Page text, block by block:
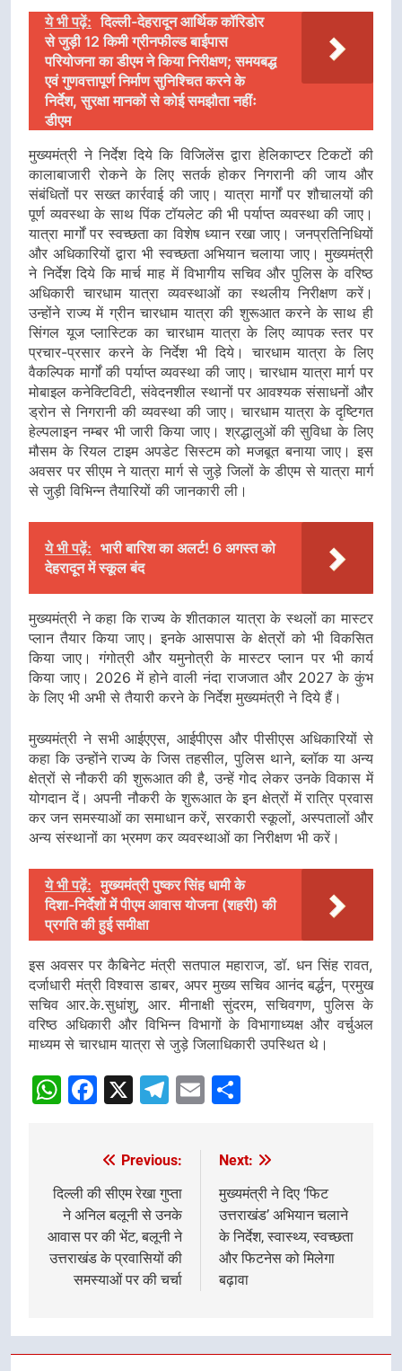
ये भी पढ़ें: दिल्ली-देहरादून आर्थिक कॉरिडोर
से जुड़ी 12 किमी ग्रीनफील्ड बाईपास
परियोजना का डीएम ने किया निरीक्षण; समयबद्ध
एवं गुणवत्तापूर्ण निर्माण सुनिश्चित करने के
निर्देश, सुरक्षा मानकों से कोई समझौता नहींः
डीएम
मुख्यमंत्री ने निर्देश दिये कि विजिलेंस द्वारा हेलिकाप्टर टिकटों की
कालाबाजारी रोकने के लिए सतर्क होकर निगरानी की जाय और
संबंधितों पर सख्त कार्रवाई की जाए। यात्रा मार्गों पर शौचालयों की
पूर्ण व्यवस्था के साथ पिंक टॉयलेट की भी पर्याप्त व्यवस्था की जाए।
यात्रा मार्गों पर स्वच्छता का विशेष ध्यान रखा जाए। जनप्रतिनिधियों
और अधिकारियों द्वारा भी स्वच्छता अभियान चलाया जाए। मुख्यमंत्री
ने निर्देश दिये कि मार्च माह में विभागीय सचिव और पुलिस के वरिष्ठ
अधिकारी चारधाम यात्रा व्यवस्थाओं का स्थलीय निरीक्षण करें।
उन्होंने राज्य में ग्रीन चारधाम यात्रा की शुरूआत करने के साथ ही
सिंगल यूज प्लास्टिक का चारधाम यात्रा के लिए व्यापक स्तर पर
प्रचार-प्रसार करने के निर्देश भी दिये। चारधाम यात्रा के लिए
वैकल्पिक मार्गों की पर्याप्त व्यवस्था की जाए। चारधाम यात्रा मार्ग पर
मोबाइल कनेक्टिविटी, संवेदनशील स्थानों पर आवश्यक संसाधनों और
ड्रोन से निगरानी की व्यवस्था की जाए। चारधाम यात्रा के दृष्टिगत
हेल्पलाइन नम्बर भी जारी किया जाए। श्रद्धालुओं की सुविधा के लिए
मौसम के रियल टाइम अपडेट सिस्टम को मजबूत बनाया जाए। इस
अवसर पर सीएम ने यात्रा मार्ग से जुड़े जिलों के डीएम से यात्रा मार्ग
से जुड़ी विभिन्न तैयारियों की जानकारी ली।
ये भी पढ़ें: भारी बारिश का अलर्ट! 6 अगस्त को
देहरादून में स्कूल बंद
मुख्यमंत्री ने कहा कि राज्य के शीतकाल यात्रा के स्थलों का मास्टर
प्लान तैयार किया जाए। इनके आसपास के क्षेत्रों को भी विकसित
किया जाए। गंगोत्री और यमुनोत्री के मास्टर प्लान पर भी कार्य
किया जाए। 2026 में होने वाली नंदा राजजात और 2027 के कुंभ
के लिए भी अभी से तैयारी करने के निर्देश मुख्यमंत्री ने दिये हैं।
मुख्यमंत्री ने सभी आईएएस, आईपीएस और पीसीएस अधिकारियों से
कहा कि उन्होंने राज्य के जिस तहसील, पुलिस थाने, ब्लॉक या अन्य
क्षेत्रों से नौकरी की शुरूआत की है, उन्हें गोद लेकर उनके विकास में
योगदान दें। अपनी नौकरी के शुरूआत के इन क्षेत्रों में रात्रि प्रवास
कर जन समस्याओं का समाधान करें, सरकारी स्कूलों, अस्पतालों और
अन्य संस्थानों का भ्रमण कर व्यवस्थाओं का निरीक्षण भी करें।
ये भी पढ़ें: मुख्यमंत्री पुष्कर सिंह धामी के
दिशा-निर्देशों में पीएम आवास योजना (शहरी) की
प्रगति की हुई समीक्षा
इस अवसर पर कैबिनेट मंत्री सतपाल महाराज, डॉ. धन सिंह रावत,
दर्जाधारी मंत्री विश्वास डाबर, अपर मुख्य सचिव आनंद बर्द्धन, प्रमुख
सचिव आर.के.सुधांशु, आर. मीनाक्षी सुंदरम, सचिवगण, पुलिस के
वरिष्ठ अधिकारी और विभिन्न विभागों के विभागाध्यक्ष और वर्चुअल
माध्यम से चारधाम यात्रा से जुड़े जिलाधिकारी उपस्थित थे।
WhatsApp
Facebook
X Telegram
Email
navigation
Previous:
दिल्ली की सीएम रेखा गुप्ता
ने अनिल बलूनी से उनके
आवास पर की भेंट, बलूनी ने
उत्तराखंड के प्रवासियों की
समस्याओं पर की चर्चा
Next:
मुख्यमंत्री ने दिए ‘फिट
उत्तराखंड’ अभियान चलाने
के निर्देश, स्वास्थ्य, स्वच्छता
और फिटनेस को मिलेगा
बढ़ावा